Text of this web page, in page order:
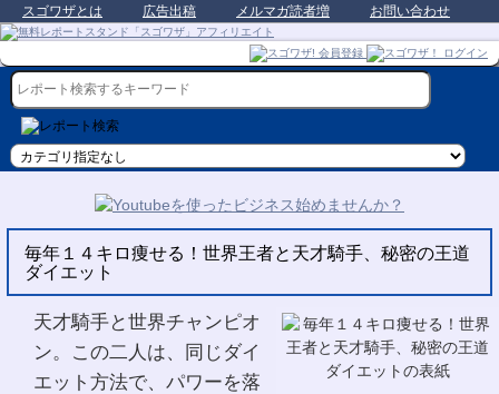
スゴワザとは 広告出稿 メルマガ読者増 お問い合わせ
毎年１４キロ痩せる！世界王者と天才騎手、秘密の王道
ダイエット
天才騎手と世界チャンピオ
ン。この二人は、同じダイ
エット方法で、パワーを落